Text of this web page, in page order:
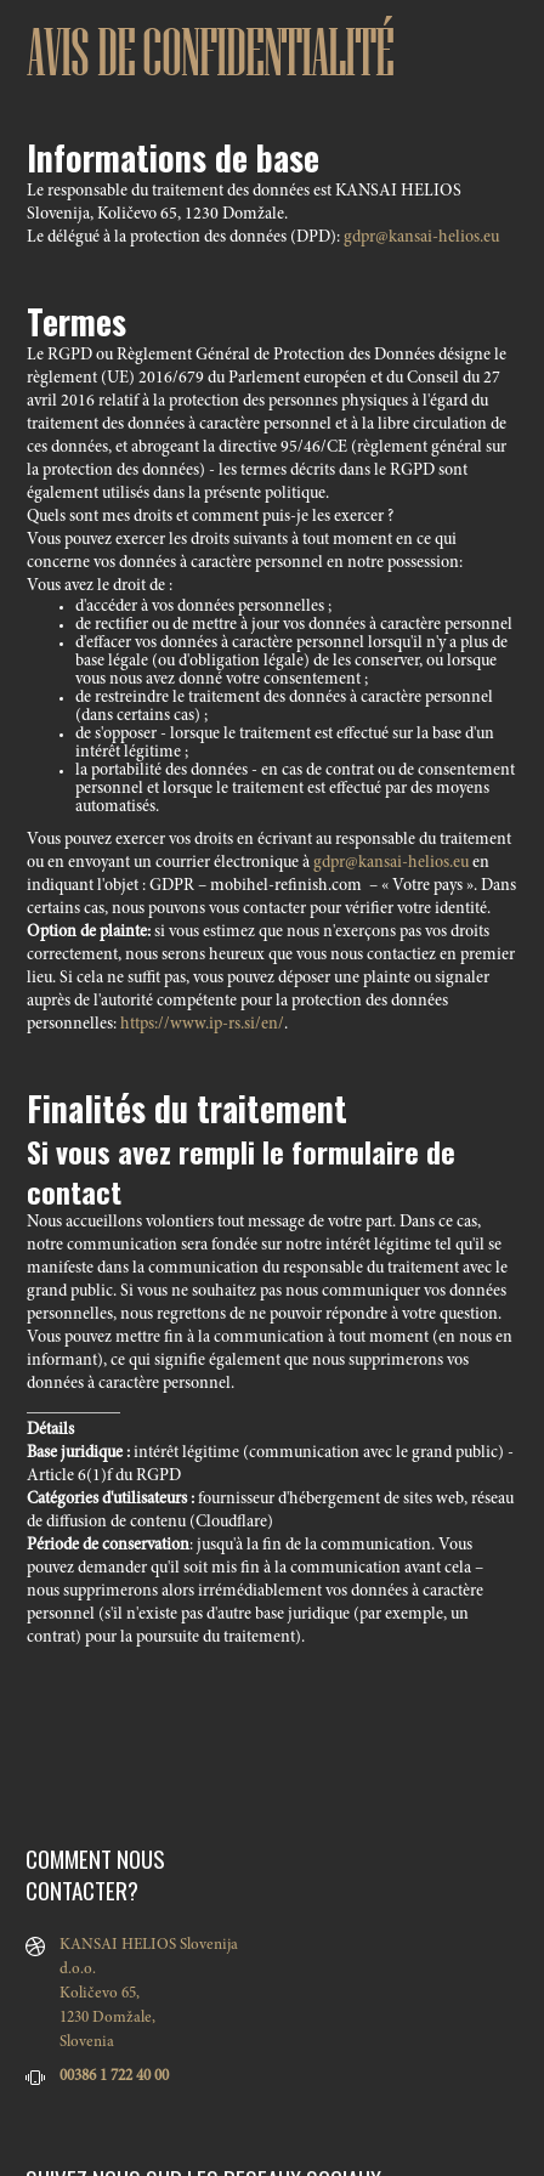
AVIS DE CONFIDENTIALITÉ
Informations de base
Le responsable du traitement des données est KANSAI HELIOS
Slovenija, Količevo 65, 1230 Domžale.
Le délégué à la protection des données (DPD):gdpr@kansai-helios.eu
Termes
Le RGPD ou Règlement Général de Protection des Données désigne le
règlement (UE) 2016/679 du Parlement européen et du Conseil du 27
avril 2016 relatif à la protection des personnes physiques à l'égard du
traitement des données à caractère personnel et à la libre circulation de
ces données, et abrogeant la directive 95/46/CE (règlement général sur
la protection des données) - les termes décrits dans le RGPD sont
également utilisés dans la présente politique.
Quels sont mes droits et comment puis-je les exercer ?
Vous pouvez exercer les droits suivants à tout moment en ce qui
concerne vos données à caractère personnel en notre possession:
Vous avez le droit de :
d'accéder à vos données personnelles ;
de rectifier ou de mettre à jour vos données à caractère personnel
d'effacer vos données à caractère personnel lorsqu'il n'y a plus de
base légale (ou d'obligation légale) de les conserver, ou lorsque
vous nous avez donné votre consentement ;
de restreindre le traitement des données à caractère personnel
(dans certains cas) ;
de s'opposer - lorsque le traitement est effectué sur la base d'un
intérêt légitime ;
la portabilité des données - en cas de contrat ou de consentement
personnel et lorsque le traitement est effectué par des moyens
automatisés.
Vous pouvez exercer vos droits en écrivant au responsable du traitement
ou en envoyant un courrier électronique àgdpr@kansai-helios.eu en
indiquant l'objet : GDPR – mobihel-refinish.com – « Votre pays ». Dans
certains cas, nous pouvons vous contacter pour vérifier votre identité.
Option de plainte: si vous estimez que nous n'exerçons pas vos droits
correctement, nous serons heureux que vous nous contactiez en premier
lieu. Si cela ne suffit pas, vous pouvez déposer une plainte ou signaler
auprès de l'autorité compétente pour la protection des données
personnelles:https://www.ip-rs.si/en/.
Finalités du traitement
Si vous avez rempli le formulaire de
contact
Nous accueillons volontiers tout message de votre part. Dans ce cas,
notre communication sera fondée sur notre intérêt légitime tel qu'il se
manifeste dans la communication du responsable du traitement avec le
grand public. Si vous ne souhaitez pas nous communiquer vos données
personnelles, nous regrettons de ne pouvoir répondre à votre question.
Vous pouvez mettre fin à la communication à tout moment (en nous en
informant), ce qui signifie également que nous supprimerons vos
données à caractère personnel.
Détails
Base juridique : intérêt légitime (communication avec le grand public) -
Article 6(1)f du RGPD
Catégories d'utilisateurs : fournisseur d'hébergement de sites web, réseau
de diffusion de contenu (Cloudflare)
Période de conservation: jusqu'à la fin de la communication. Vous
pouvez demander qu'il soit mis fin à la communication avant cela –
nous supprimerons alors irrémédiablement vos données à caractère
personnel (s'il n'existe pas d'autre base juridique (par exemple, un
contrat) pour la poursuite du traitement).
COMMENT NOUS
CONTACTER?
KANSAI HELIOS Slovenija
d.o.o.
Količevo 65,
1230 Domžale,
Slovenia
00386 1 722 40 00